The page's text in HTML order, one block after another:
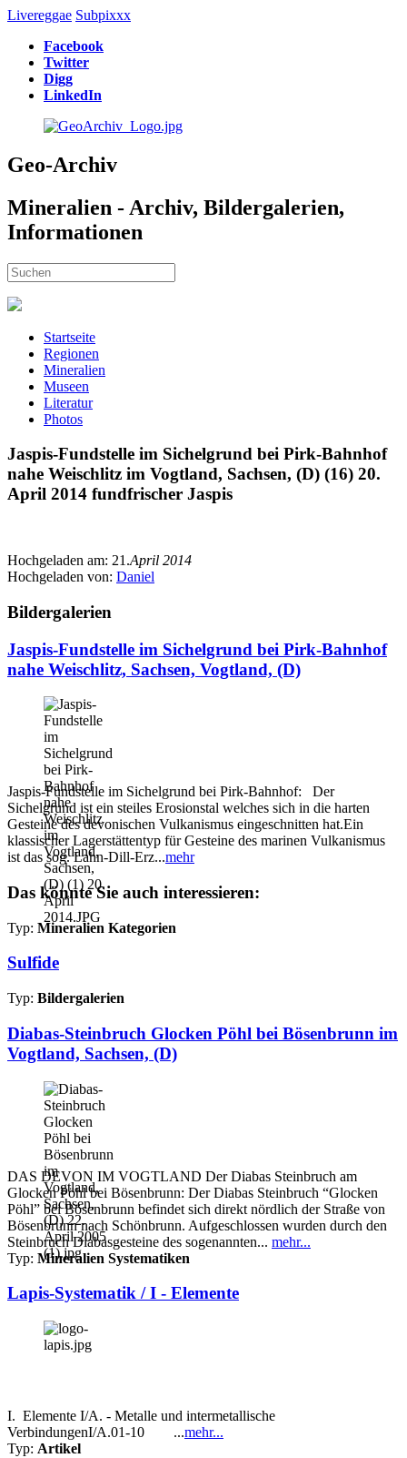
Livereggae Subpixxx
Facebook
Twitter
Digg
LinkedIn
Geo-Archiv
Mineralien - Archiv, Bildergalerien,
Informationen
Startseite
Regionen
Mineralien
Museen
Literatur
Photos
Jaspis-Fundstelle im Sichelgrund bei Pirk-Bahnhof
nahe Weischlitz im Vogtland, Sachsen, (D) (16) 20.
April 2014 fundfrischer Jaspis
Hochgeladen am: 21.April 2014
Hochgeladen von: Daniel
Bildergalerien
Jaspis-Fundstelle im Sichelgrund bei Pirk-Bahnhof
nahe Weischlitz, Sachsen, Vogtland, (D)
Jaspis-Fundstelle im Sichelgrund bei Pirk-Bahnhof: Der
Sichelgrund ist ein steiles Erosionstal welches sich in die harten
Gesteine des devonischen Vulkanismus eingeschnitten hat.Ein
klassischer Lagerstättentyp für Gesteine des marinen Vulkanismus
ist das sog. Lahn-Dill-Erz...mehr
Das könnte Sie auch interessieren:
Typ: Mineralien Kategorien
Sulfide
Typ: Bildergalerien
Diabas-Steinbruch Glocken Pöhl bei Bösenbrunn im
Vogtland, Sachsen, (D)
DAS DEVON IM VOGTLAND Der Diabas Steinbruch am
Glocken Pöhl bei Bösenbrunn: Der Diabas Steinbruch “Glocken
Pöhl” bei Bösenbrunn befindet sich direkt nördlich der Straße von
Bösenbrunn nach Schönbrunn. Aufgeschlossen wurden durch den
Steinbruch Diabasgesteine des sogenannten... mehr...
Typ: Mineralien Systematiken
Lapis-Systematik / I - Elemente
I. Elemente I/A. - Metalle und intermetallische
VerbindungenI/A.01-10 ...mehr...
Typ: Artikel